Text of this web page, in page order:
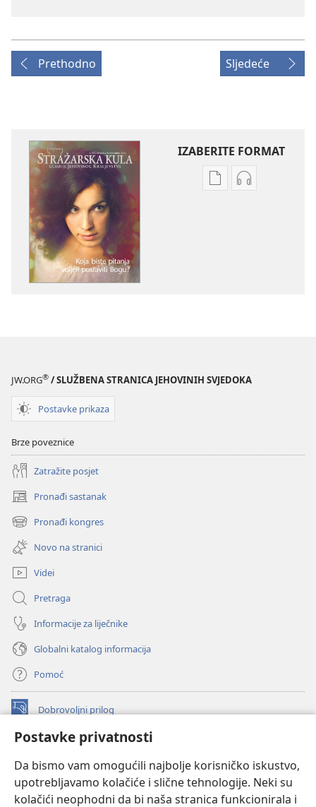
Postavke privatnosti
Da bismo vam omogućili najbolje korisničko iskustvo,
upotrebljavamo kolačiće i slične tehnologije. Neki su
kolačići neophodni da bi naša stranica funkcionirala i
Prethodno Sljedeće
IZABERITE FORMAT
PostavkePostavke
JW.ORG® / SLUŽBENA STRANICA JEHOVINIH SVJEDOKA
Postavke prikaza
Brze poveznice
Zatražite posjet
Pronađi sastanak
(otvara
se
novi
prozor)
Pronađi kongres
(otvara
se
novi
prozor)
Novo na stranici
Videi
Pretraga
Informacije za liječnike
Globalni katalog informacija
Pomoć
Dobrovoljni prilog
(otvara
se
novi
INTERNETSKA BIBLIOTEKA Watchtower
se
novi
prozor)
JW Hub
(otvara
se